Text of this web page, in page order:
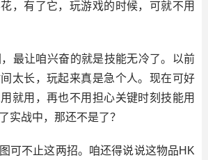
，有了它，玩游戏的时候，可就不用
最让咱兴奋的就是技能无冷了。以前
太长，玩起来真是急个人。现在可好
就用，再也不用担心关键时刻技能用
实战中，那还不是了？
可不止这两招。咱还得说说这物品HK